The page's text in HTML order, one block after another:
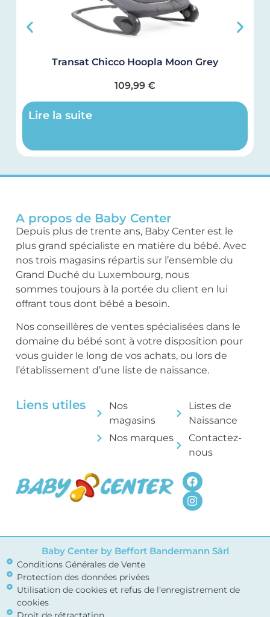
Transat Chicco Hoopla Moon Grey
109,99 €
Lire la suite
A propos de Baby Center
Depuis plus de trente ans, Baby Center est le
plus grand spécialiste en matière du bébé. Avec
nos trois magasins répartis sur l’ensemble du
Grand Duché du Luxembourg, nous
sommes toujours à la portée du client en lui
offrant tous dont bébé a besoin.
Nos conseillères de ventes spécialisées dans le
domaine du bébé sont à votre disposition pour
vous guider le long de vos achats, ou lors de
l’établissement d’une liste de naissance.
Liens utiles
Nos
magasins
Nos marques
Listes de
Naissance
Contactez-
nous
Baby Center by Beffort Bandermann Sàrl
Conditions Générales de Vente
Protection des données privées
Utilisation de cookies et refus de l’enregistrement de
cookies